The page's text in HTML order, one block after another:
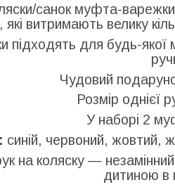
санок муфта-
які витримають велику
для будь-якої
Чудовий
Розмір однієї
У наборі 2
синій, червоний, жовтий,
на коляску —
дитиною в